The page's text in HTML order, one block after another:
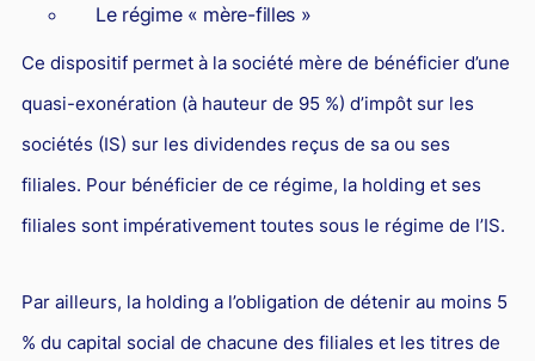
Le régime « mère-filles »
Ce dispositif permet à la société mère de bénéficier d’une
quasi-exonération (à hauteur de 95 %) d’impôt sur les
sociétés (IS) sur les dividendes reçus de sa ou ses
filiales. Pour bénéficier de ce régime, la holding et ses
filiales sont impérativement toutes sous le régime de l’IS.
Par ailleurs, la holding a l’obligation de détenir au moins 5
% du capital social de chacune des filiales et les titres de